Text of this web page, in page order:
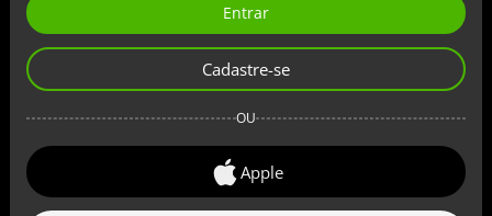
Entrar
Cadastre-se
OU
Apple